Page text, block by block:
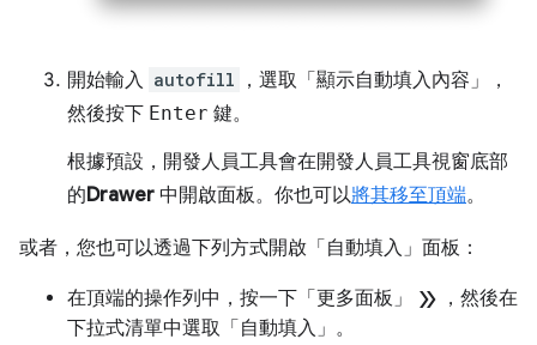
開始輸入 autofill ，選取「顯示自動填入內容」
，
然後按下 Enter 鍵。
根據預設，開發人員工具會在開發人員工具視窗底部
的Drawer 中開啟面板。你也可以將其移至頂端。
或者，您也可以透過下列方式開啟「自動填入」 面板：
在頂端的操作列中，按一下「更多面板」 double_arrow ，然後在
下拉式清單中選取「自動填入」 。